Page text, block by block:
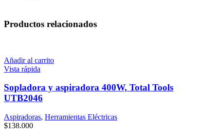
Productos relacionados
Añadir al carrito
Vista rápida
Sopladora y aspiradora 400W, Total Tools
UTB2046
Aspiradoras, Herramientas Eléctricas
$138.000